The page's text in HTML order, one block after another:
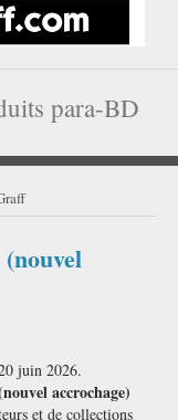
para-BD
juin 2026.
accrochage)
et de collections